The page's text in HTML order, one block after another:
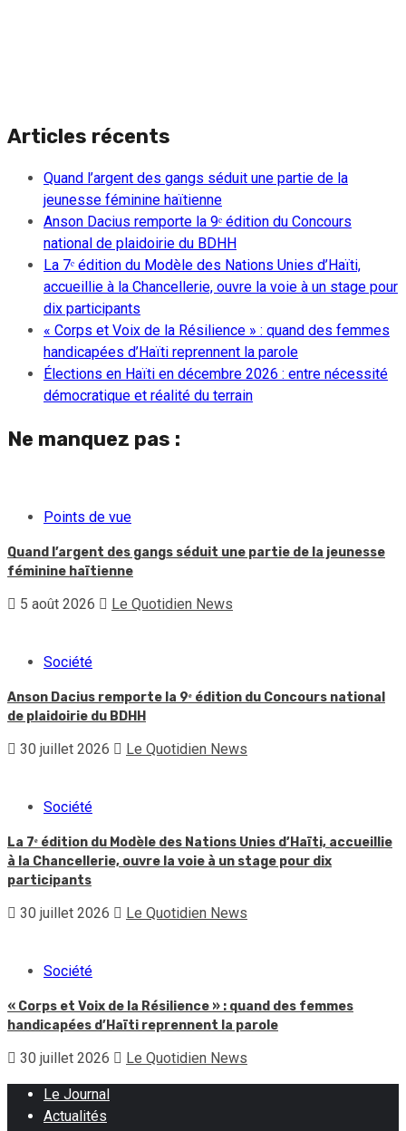
Articles récents
Quand l’argent des gangs séduit une partie de la
jeunesse féminine haïtienne
Anson Dacius remporte la 9ᵉ édition du Concours
national de plaidoirie du BDHH
La 7ᵉ édition du Modèle des Nations Unies d’Haïti,
accueillie à la Chancellerie, ouvre la voie à un stage pour
dix participants
« Corps et Voix de la Résilience » : quand des femmes
handicapées d’Haïti reprennent la parole
Élections en Haïti en décembre 2026 : entre nécessité
démocratique et réalité du terrain
Ne manquez pas :
Points de vue
Quand l’argent des gangs séduit une partie de la jeunesse
féminine haïtienne
5 août 2026 Le Quotidien News
Société
Anson Dacius remporte la 9ᵉ édition du Concours national
de plaidoirie du BDHH
30 juillet 2026 Le Quotidien News
Société
La 7ᵉ édition du Modèle des Nations Unies d’Haïti, accueillie
à la Chancellerie, ouvre la voie à un stage pour dix
participants
30 juillet 2026 Le Quotidien News
Société
« Corps et Voix de la Résilience » : quand des femmes
handicapées d’Haïti reprennent la parole
30 juillet 2026 Le Quotidien News
Le Journal
Actualités